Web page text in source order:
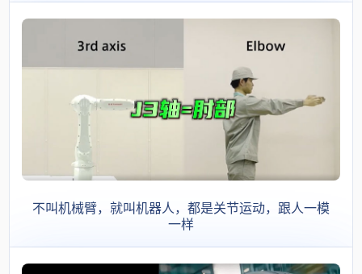
不叫机械臂，就叫机器人，都是关节运动，跟人一模
一样